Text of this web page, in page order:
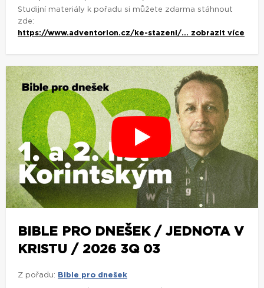
Studijní materiály k pořadu si můžete zdarma stáhnout
zde:
https://www.adventorion.cz/ke-stazeni/... zobrazit více
BIBLE PRO DNEŠEK / JEDNOTA V
KRISTU / 2026 3Q 03
Z pořadu: Bible pro dnešek